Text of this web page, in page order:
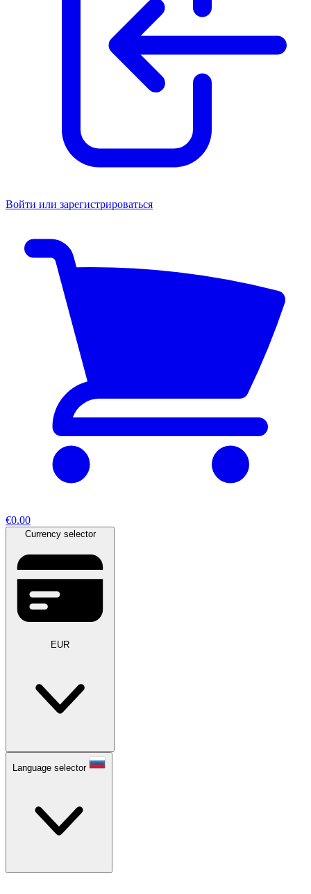
Войти или зарегистрироваться
€0.00
Currency selector
EUR
Language selector